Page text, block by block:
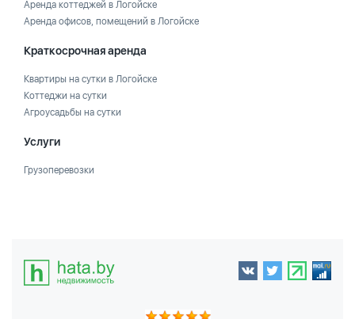
Аренда коттеджей в Логойске
Аренда офисов, помещений в Логойске
Краткосрочная аренда
Квартиры на сутки в Логойске
Коттеджи на сутки
Агроусадьбы на сутки
Услуги
Грузоперевозки